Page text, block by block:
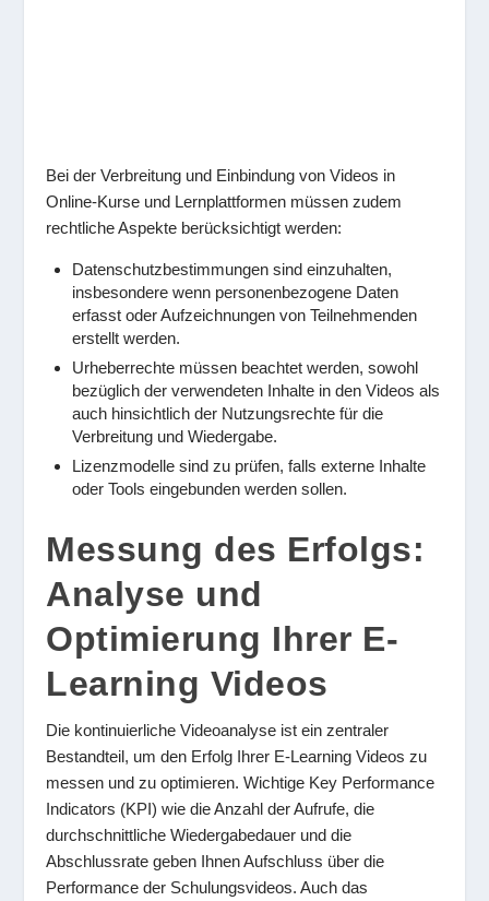
Bei der Verbreitung und Einbindung von Videos in
Online-Kurse und Lernplattformen müssen zudem
rechtliche Aspekte berücksichtigt werden:
Datenschutzbestimmungen sind einzuhalten,
insbesondere wenn personenbezogene Daten
erfasst oder Aufzeichnungen von Teilnehmenden
erstellt werden.
Urheberrechte müssen beachtet werden, sowohl
bezüglich der verwendeten Inhalte in den Videos als
auch hinsichtlich der Nutzungsrechte für die
Verbreitung und Wiedergabe.
Lizenzmodelle sind zu prüfen, falls externe Inhalte
oder Tools eingebunden werden sollen.
Messung des Erfolgs:
Analyse und
Optimierung Ihrer E-
Learning Videos
Die kontinuierliche Videoanalyse ist ein zentraler
Bestandteil, um den Erfolg Ihrer E-Learning Videos zu
messen und zu optimieren. Wichtige Key Performance
Indicators (KPI) wie die Anzahl der Aufrufe, die
durchschnittliche Wiedergabedauer und die
Abschlussrate geben Ihnen Aufschluss über die
Performance der Schulungsvideos. Auch das